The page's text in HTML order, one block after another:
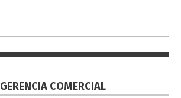
GERENCIA COMERCIAL